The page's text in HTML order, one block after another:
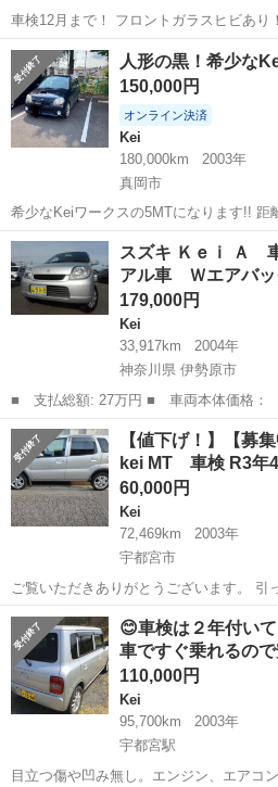
車検12月まで！ フロントガラスヒビあり
くお願いします！
栃木 鹿沼市 楡木駅 Kei
人形の黒！希少な
150,000円
オンライン決済
Kei
180,000km
2003年
真岡市
希少なKeiワークスの5MTになります!! 距離は180000万キロですがまだ
まだ元気です!! 車検も4月に取ったばかりな
なった事や、聞きたいことございました
栃木 真岡市 Kei
スズキ Ｋｅｉ Ａ
アル車 Ｗエアバ
179,000円
Kei
33,917km
2004年
神奈川県 伊勢原市
■ 支払総額: 27万円 ■ 車両本体価格： 179,000 円 ■ メーカー
名： スズキ ■ 車種名： Ｋｅｉ ■ グ
付き ５速マニュアル車 Ｗエアバッ
正ＣＤオーディオ...
神奈川 伊勢原市 Kei
【値下げ！】【募
kei MT 車検 R3年4
60,000円
Kei
72,469km
2003年
宇都宮市
ご覧いただきありがとうございます。 引
車としていかがでしょうか？ 中古車の為、現車確認後の購入をお願い
します。 現状渡しです。 3NCで宜しくお願い致し
ーカー:スズキ ...
栃木 宇都宮市 Kei 車両
😊車検は２年付い
車ですぐ乗れるので
110,000円
Kei
95,700km
2003年
宇都宮駅
目立つ傷や凹み無し。エンジン、エアコ